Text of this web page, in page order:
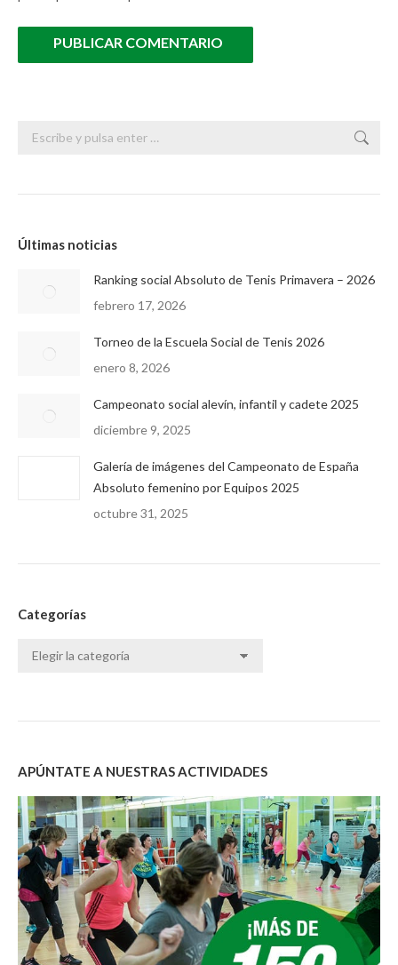
PUBLICAR COMENTARIO
Buscar:
Últimas noticias
Ranking social Absoluto de Tenis Primavera – 2026
febrero 17, 2026
Torneo de la Escuela Social de Tenis 2026
enero 8, 2026
Campeonato social alevín, infantil y cadete 2025
diciembre 9, 2025
Galería de imágenes del Campeonato de España
Absoluto femenino por Equipos 2025
octubre 31, 2025
Categorías
Categorías
APÚNTATE A NUESTRAS ACTIVIDADES